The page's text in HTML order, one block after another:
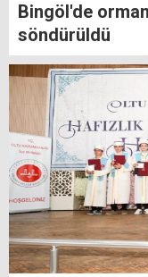
Bingöl'de
söndürüldü